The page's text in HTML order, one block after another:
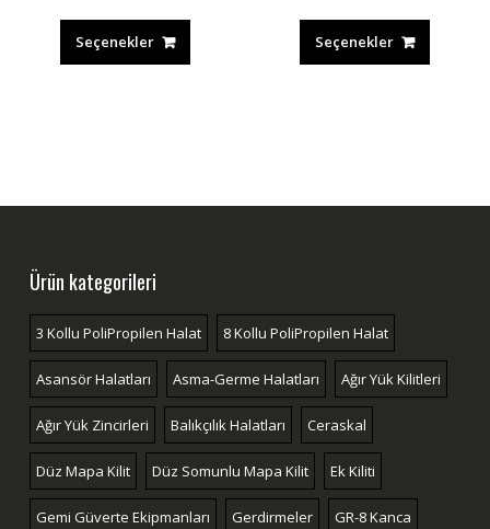
Seçenekler Seçenekler
Ürün kategorileri
3 Kollu PoliPropilen Halat 8 Kollu PoliPropilen Halat
Asansör Halatları Asma-Germe Halatları Ağır Yük Kilitleri
Ağır Yük Zincirleri Balıkçılık Halatları Ceraskal
Düz Mapa Kilit Düz Somunlu Mapa Kilit Ek Kiliti
Gemi Güverte Ekipmanları Gerdirmeler GR-8 Kanca